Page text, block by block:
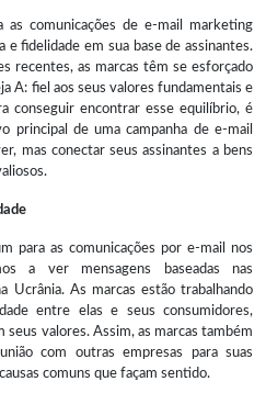
as comunicações de e-mail marketing
e fidelidade em sua base de assinantes.
recentes, as marcas têm se esforçado
A: fiel aos seus valores fundamentais e
conseguir encontrar esse equilíbrio, é
principal de uma campanha de e-mail
mas conectar seus assinantes a bens
para as comunicações por e-mail nos
a ver mensagens baseadas nas
Ucrânia. As marcas estão trabalhando
entre elas e seus consumidores,
seus valores. Assim, as marcas também
com outras empresas para suas
comuns que façam sentido.